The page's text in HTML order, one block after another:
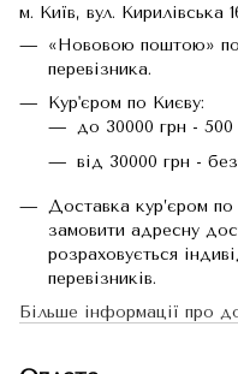
м. Київ, вул. Кирилівська
«Нововою поштою»
перевізника.
Кур'єром по Києву:
до 30000 грн - 500
від 30000 грн -
Доставка кур’єром по
замовити адресну
розраховується
перевізників.
Більше інформації про